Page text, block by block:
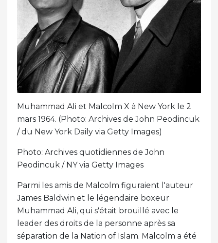
Muhammad Ali et Malcolm X à New York le 2
mars 1964. (Photo: Archives de John Peodincuk
/ du New York Daily via Getty Images)
Photo: Archives quotidiennes de John
Peodincuk / NY via Getty Images
Parmi les amis de Malcolm figuraient l'auteur
James Baldwin et le légendaire boxeur
Muhammad Ali, qui s'était brouillé avec le
leader des droits de la personne après sa
séparation de la Nation of Islam. Malcolm a été